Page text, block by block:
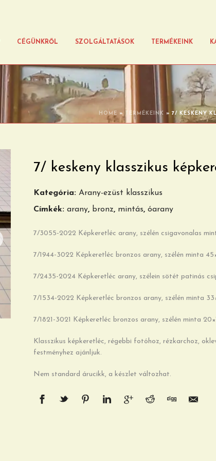
CÉGÜNKRŐL SZOLGÁLTATÁSOK TERMÉKEINK
HOME » TERMÉKEINK » 7/ KESKENY
7/ keskeny klasszikus
Kategória: Arany-ezüst klasszikus
Címkék: arany, bronz, mintás, óarany
7/3055-2022 Képkeretléc arany, szélén csigavonalas
7/1944-3022 Képkeretléc bronzos arany, szélén minta
7/2435-2024 Képkeretléc arany, szélein sötét patinás
7/1534-2022 Képkeretléc bronzos arany, szélén minta
7/1821-3021 Képkeretléc bronzos arany, szélén minta
Klasszikus képkeretléc, régebbi fotóhoz, rézkarchoz,
festményhez ajánljuk.
Nem standard árucikk, a készlet változhat.